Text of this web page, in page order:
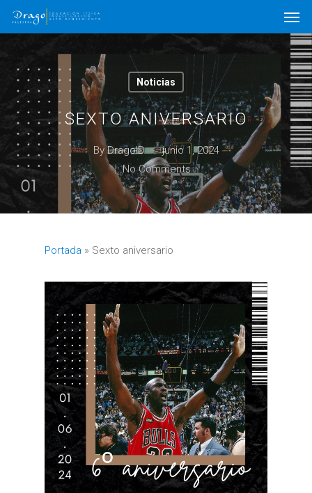
Noticias
SEXTO ANIVERSARIO
ByDragoID
junio 1, 2024
No Comments
Portada » Sexto aniversario